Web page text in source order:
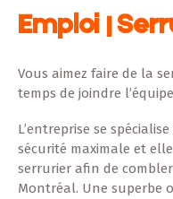
Emploi |
Vous aimez faire de la
temps de joindre
L’entreprise se
sécurité maximale et
serrurier afin de
Montréal. Une superbe